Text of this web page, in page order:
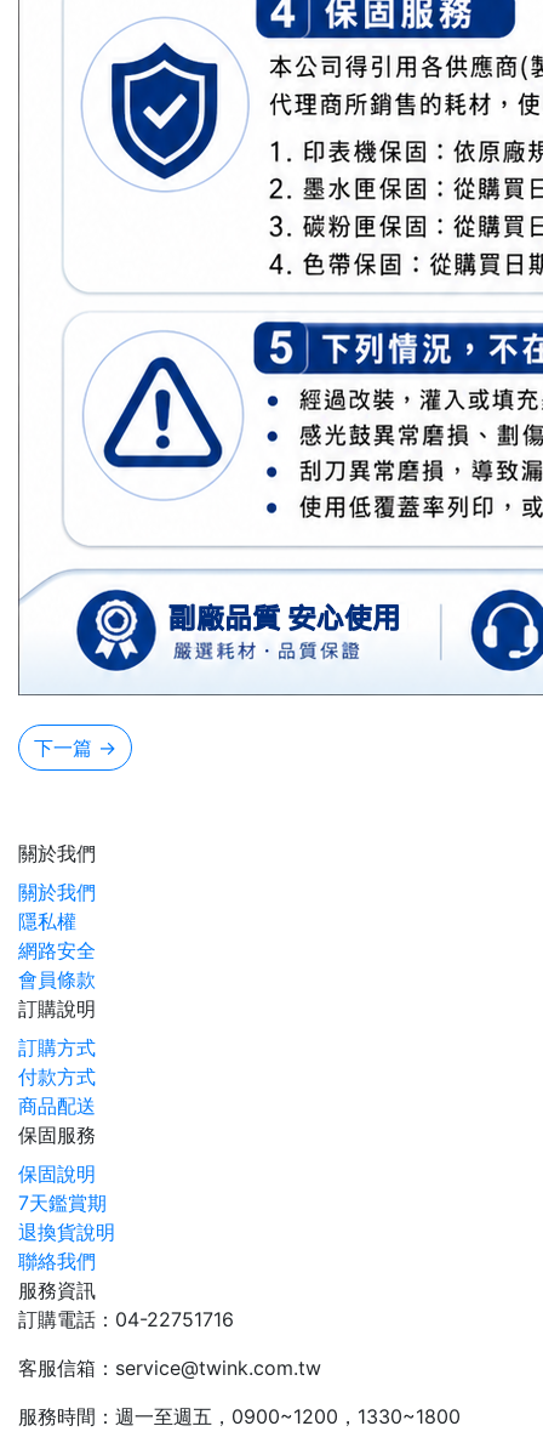
下一篇 →
關於我們
關於我們
隱私權
網路安全
會員條款
訂購說明
訂購方式
付款方式
商品配送
保固服務
保固說明
7天鑑賞期
退換貨說明
聯絡我們
服務資訊
訂購電話：04-22751716
客服信箱：service@twink.com.tw
服務時間：週一至週五，0900~1200，1330~1800